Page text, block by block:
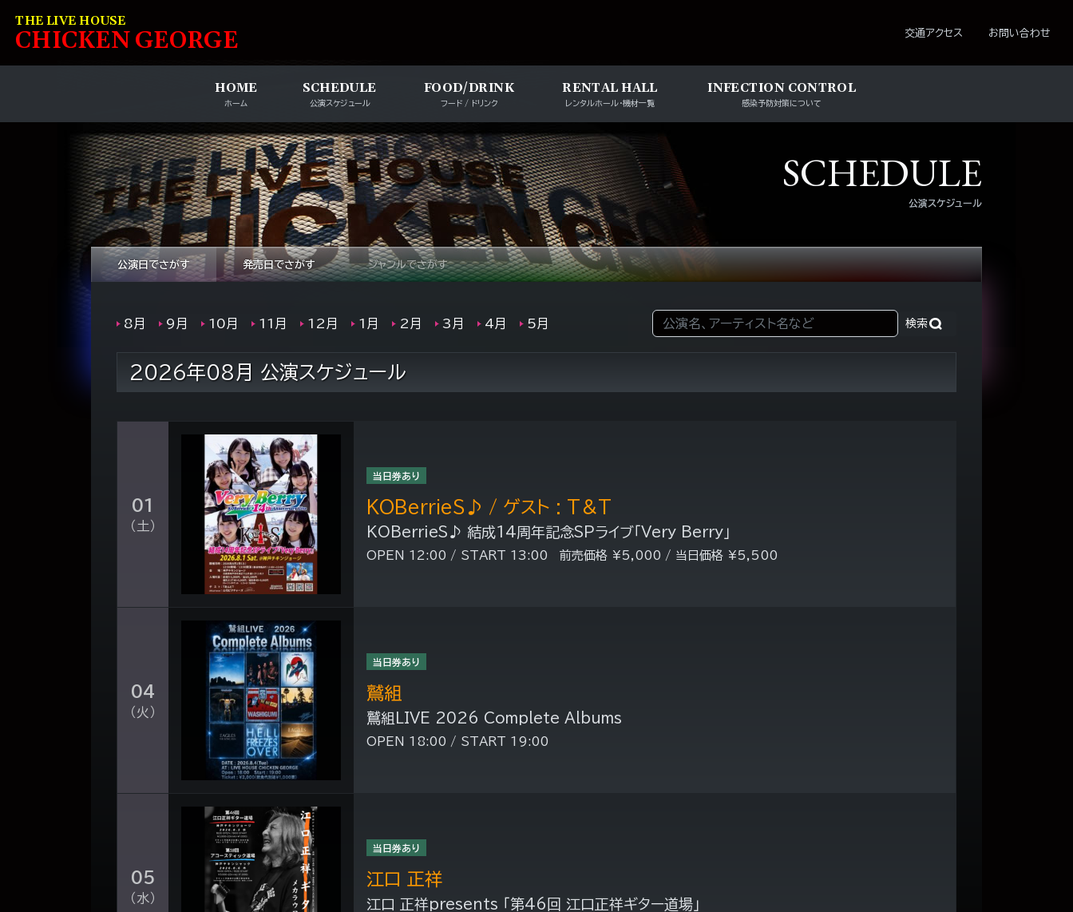
THE LIVE HOUSE
CHICKENGEORGE 交通アクセス お問い合わせ
HOME
ホーム
SCHEDULE
公演スケジュール
FOOD/DRINK
フード / ドリンク
RENTAL HALL
レンタルホール・機材一覧
INFECTION CONTROL
感染予防対策について
公演スケジュール
SCHEDULE
公演日でさがす 発売日でさがす ジャンルでさがす
検索:
8月 9月 10月 11月 12月 1月 2月 3月 4月 5月
2026年08月 公演スケジュール
01
（土）
当日券あり
KOBerrieS♪ 結成14周年記念SPライブ「Very Berry」
KOBerrieS♪ / ゲスト : T＆T
OPEN 12:00 / START 13:00 前売価格 ¥5,000 / 当日価格 ¥5,500
04
（火）
当日券あり
鷲組LIVE 2026 Complete Albums
鷲組
OPEN 18:00 / START 19:00
05
（水）
当日券あり
江口 正祥presents 「第46回 江口正祥ギター道場」
江口 正祥